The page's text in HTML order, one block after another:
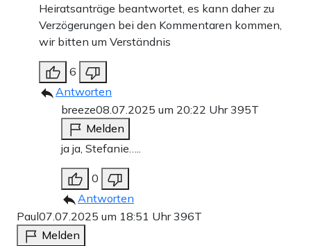
Heiratsanträge beantwortet, es kann daher zu
Verzögerungen bei den Kommentaren kommen,
wir bitten um Verständnis
6
Antworten
breeze08.07.2025 um 20:22 Uhr395T
Melden
ja ja, Stefanie…..
0
Antworten
Paul07.07.2025 um 18:51 Uhr396T
Melden